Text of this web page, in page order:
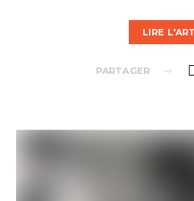
LIRE
PARTAGER